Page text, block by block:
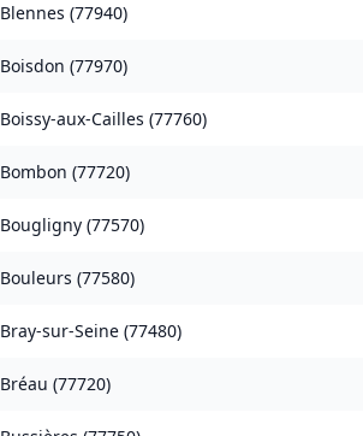
Blennes (77940)
Boisdon (77970)
Boissy-aux-Cailles (77760)
Bombon (77720)
Bougligny (77570)
Bouleurs (77580)
Bray-sur-Seine (77480)
Bréau (77720)